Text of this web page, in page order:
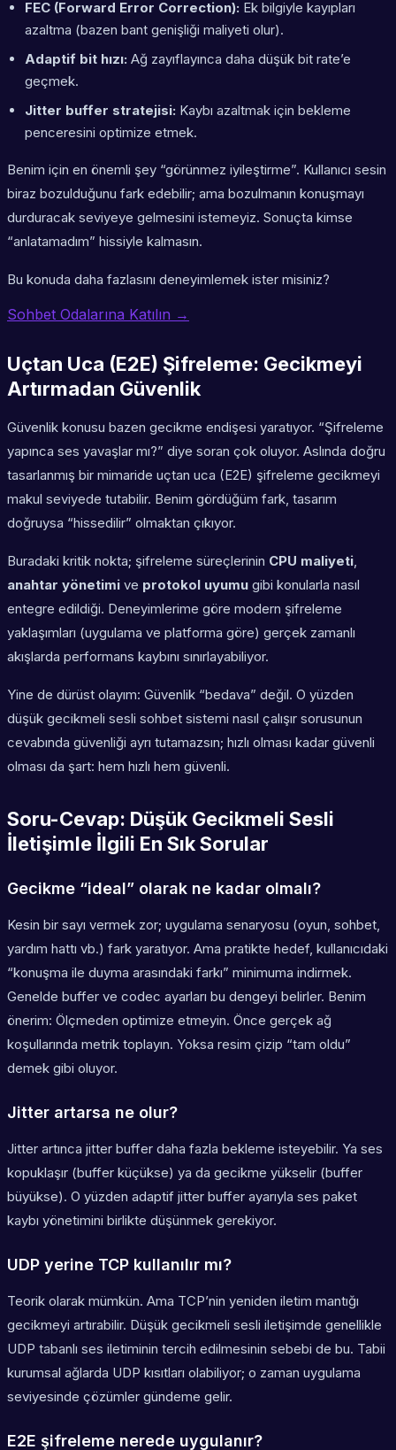
FEC (Forward Error Correction): Ek bilgiyle kayıpları
azaltma (bazen bant genişliği maliyeti olur).
Adaptif bit hızı: Ağ zayıflayınca daha düşük bit rate’e
geçmek.
Jitter buffer stratejisi: Kaybı azaltmak için bekleme
penceresini optimize etmek.
Benim için en önemli şey “görünmez iyileştirme”. Kullanıcı sesin
biraz bozulduğunu fark edebilir; ama bozulmanın konuşmayı
durduracak seviyeye gelmesini istemeyiz. Sonuçta kimse
“anlatamadım” hissiyle kalmasın.
Bu konuda daha fazlasını deneyimlemek ister misiniz?
Sohbet Odalarına Katılın →
Uçtan Uca (E2E) Şifreleme: Gecikmeyi
Artırmadan Güvenlik
Güvenlik konusu bazen gecikme endişesi yaratıyor. “Şifreleme
yapınca ses yavaşlar mı?” diye soran çok oluyor. Aslında doğru
tasarlanmış bir mimaride uçtan uca (E2E) şifreleme gecikmeyi
makul seviyede tutabilir. Benim gördüğüm fark, tasarım
doğruysa “hissedilir” olmaktan çıkıyor.
Buradaki kritik nokta; şifreleme süreçlerinin CPU maliyeti,
anahtar yönetimi ve protokol uyumu gibi konularla nasıl
entegre edildiği. Deneyimlerime göre modern şifreleme
yaklaşımları (uygulama ve platforma göre) gerçek zamanlı
akışlarda performans kaybını sınırlayabiliyor.
Yine de dürüst olayım: Güvenlik “bedava” değil. O yüzden
düşük gecikmeli sesli sohbet sistemi nasıl çalışır sorusunun
cevabında güvenliği ayrı tutamazsın; hızlı olması kadar güvenli
olması da şart: hem hızlı hem güvenli.
Soru-Cevap: Düşük Gecikmeli Sesli
İletişimle İlgili En Sık Sorular
Gecikme “ideal” olarak ne kadar olmalı?
Kesin bir sayı vermek zor; uygulama senaryosu (oyun, sohbet,
yardım hattı vb.) fark yaratıyor. Ama pratikte hedef, kullanıcıdaki
“konuşma ile duyma arasındaki farkı” minimuma indirmek.
Genelde buffer ve codec ayarları bu dengeyi belirler. Benim
önerim: Ölçmeden optimize etmeyin. Önce gerçek ağ
koşullarında metrik toplayın. Yoksa resim çizip “tam oldu”
demek gibi oluyor.
Jitter artarsa ne olur?
Jitter artınca jitter buffer daha fazla bekleme isteyebilir. Ya ses
kopuklaşır (buffer küçükse) ya da gecikme yükselir (buffer
büyükse). O yüzden adaptif jitter buffer ayarıyla ses paket
kaybı yönetimini birlikte düşünmek gerekiyor.
UDP yerine TCP kullanılır mı?
Teorik olarak mümkün. Ama TCP’nin yeniden iletim mantığı
gecikmeyi artırabilir. Düşük gecikmeli sesli iletişimde genellikle
UDP tabanlı ses iletiminin tercih edilmesinin sebebi de bu. Tabii
kurumsal ağlarda UDP kısıtları olabiliyor; o zaman uygulama
seviyesinde çözümler gündeme gelir.
E2E şifreleme nerede uygulanır?